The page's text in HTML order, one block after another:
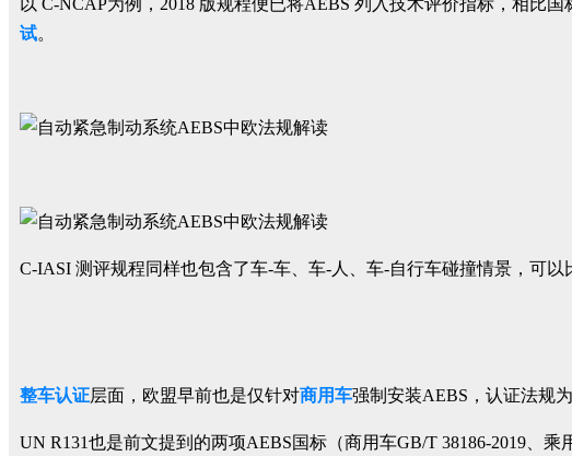
以 C-NCAP为例，2018 版规程便已将AEBS 列入技术评价指标，相比国
试。
C-IASI 测评规程同样也包含了车-车、车-人、车-自行车碰撞情景，可以
整车认证层面，欧盟早前也是仅针对商用车强制安装AEBS，认证法规为
UN R131也是前文提到的两项AEBS国标（商用车GB/T 38186-2019、